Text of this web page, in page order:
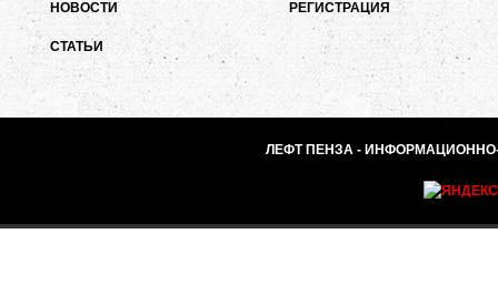
НОВОСТИ
СТАТЬИ
РЕГИСТРАЦИЯ
ЛЕФТ ПЕНЗА - ИНФОРМАЦИОННО-